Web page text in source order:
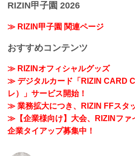
RIZIN甲子園 2026
≫ RIZIN甲子園 関連ページ
おすすめコンテンツ
≫ RIZINオフィシャルグッズ
≫ デジタルカード「RIZIN CARD
レ）」サービス開始！
≫ 業務拡大につき、RIZIN FFスタ
≫【企業様向け】大会、RIZINファ
企業タイアップ募集中！